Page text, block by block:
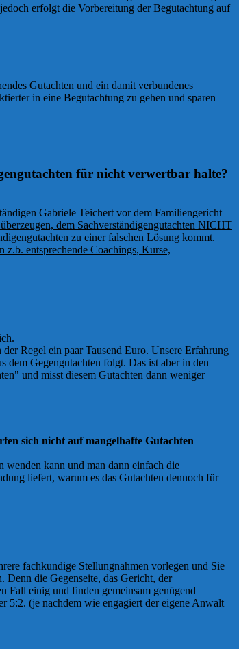
erfolgt die Vorbereitung der Begutachtung auf
Gutachten und ein damit verbundenes
in eine Begutachtung zu gehen und sparen
für nicht verwertbar halte?
Gabriele Teichert vor dem Familiengericht
dem Sachverständigengutachten NICHT
zu einer falschen Lösung kommt.
entsprechende Coachings, Kurse,
Regel ein paar Tausend Euro. Unsere Erfahrung
dem Gegengutachten folgt. Das ist aber in den
und misst diesem Gutachten dann weniger
sich nicht auf mangelhafte Gutachten
wenden kann und man dann einfach die
liefert, warum es das Gutachten dennoch für
fachkundige Stellungnahmen vorlegen und Sie
Denn die Gegenseite, das Gericht, der
Fall einig und finden gemeinsam genügend
5:2. (je nachdem wie engagiert der eigene Anwalt